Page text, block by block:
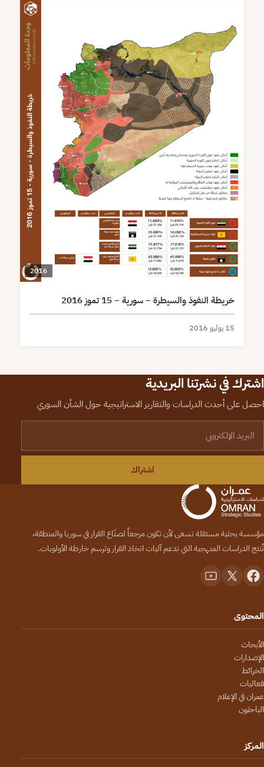
2016
خريطة النفوذ والسيطرة – سورية – 15 تموز 2016
15 يوليو 2016
اشترك في نشرتنا البريدية
احصل على أحدث الدراسات والتقارير الاستراتيجية حول الشأن السوري
اشتراك
مؤسسة بحثية مستقلة تسعى لأن تكون مرجعاً لصنّاع القرار في سوريا والمنطقة،
تُنتج الدراسات المنهجية التي تدعم آليات اتخاذ القرار وترسم خارطة الأولويات.
المحتوى
الأبحاث
الإصدارات
الخرائط
فعاليات
عمران في الإعلام
الباحثون
المركز